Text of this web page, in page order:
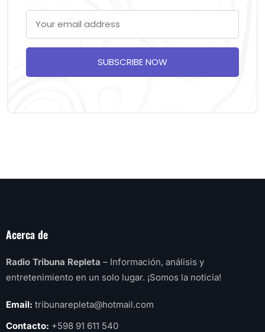
SUBSCRIBE NOW
Acerca de
Radio Tribuna Repleta – Información, análisis y
entretenimiento en un solo lugar. ¡Somos la noticia!
Email: tribunarepleta@hotmail.com
Contacto: +598 91 611 540